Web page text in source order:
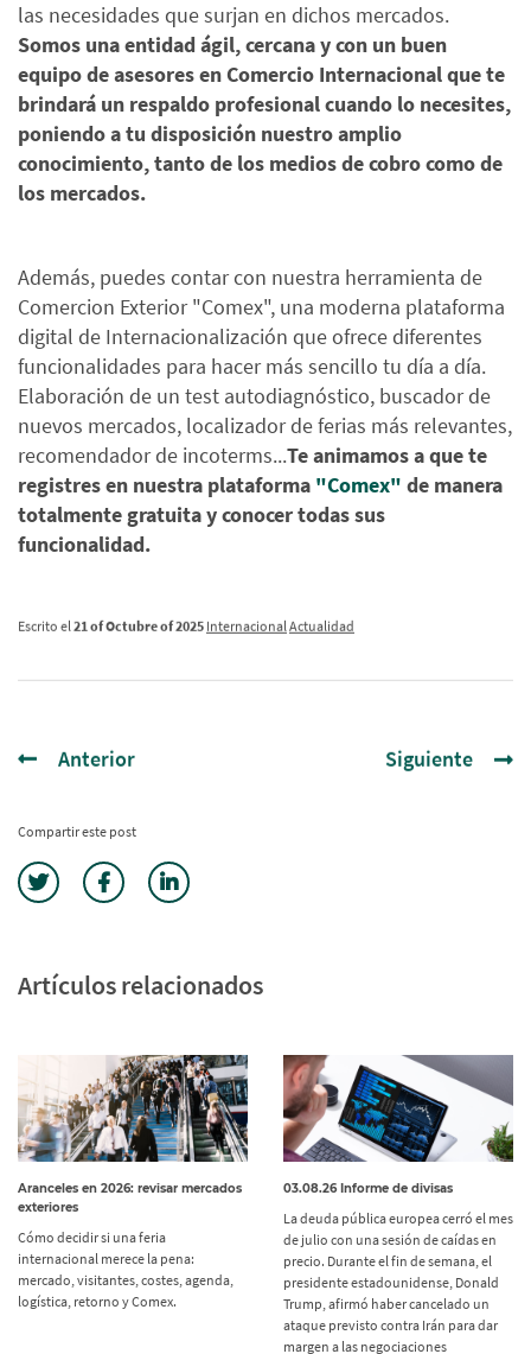
las necesidades que surjan en dichos mercados.
Somos una entidad ágil, cercana y con un buen
equipo de asesores en Comercio Internacional que te
brindará un respaldo profesional cuando lo necesites,
poniendo a tu disposición nuestro amplio
conocimiento, tanto de los medios de cobro como de
los mercados.
Además, puedes contar con nuestra herramienta de
Comercion Exterior "Comex", una moderna plataforma
digital de Internacionalización que ofrece diferentes
funcionalidades para hacer más sencillo tu día a día.
Elaboración de un test autodiagnóstico, buscador de
nuevos mercados, localizador de ferias más relevantes,
recomendador de incoterms...Te animamos a que te
registres en nuestra plataforma "Comex" de manera
totalmente gratuita y conocer todas sus
funcionalidad.
Escrito el 21 of Octubre of 2025 Internacional Actualidad
Anterior Siguiente
Compartir este post
Artículos relacionados
Aranceles en 2026: revisar mercados
exteriores
Cómo decidir si una feria
internacional merece la pena:
mercado, visitantes, costes, agenda,
logística, retorno y Comex.
03.08.26 Informe de divisas
La deuda pública europea cerró el mes
de julio con una sesión de caídas en
precio. Durante el fin de semana, el
presidente estadounidense, Donald
Trump, afirmó haber cancelado un
ataque previsto contra Irán para dar
margen a las negociaciones